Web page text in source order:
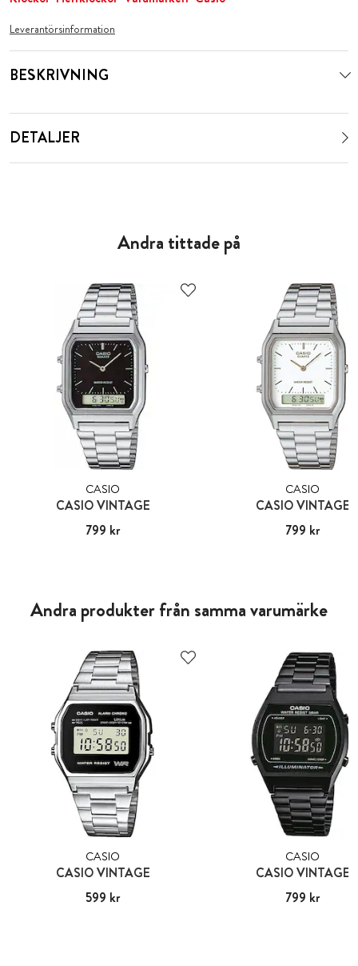
Leverantörsinformation
BESKRIVNING
DETALJER
Andra tittade på
CASIO
CASIO VINTAGE
Pris:799 kr
799 kr
CASIO
CASIO VINTAGE
Pris:799 kr
799 kr
Andra produkter från samma varumärke
CASIO
CASIO VINTAGE
Pris:599 kr
599 kr
CASIO
CASIO VINTAGE
Pris:799 kr
799 kr